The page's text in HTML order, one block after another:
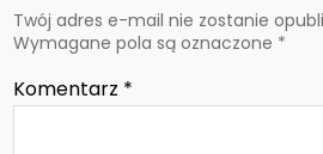
Twój adres e-mail nie zostanie
Wymagane pola są oznaczone *
Komentarz *